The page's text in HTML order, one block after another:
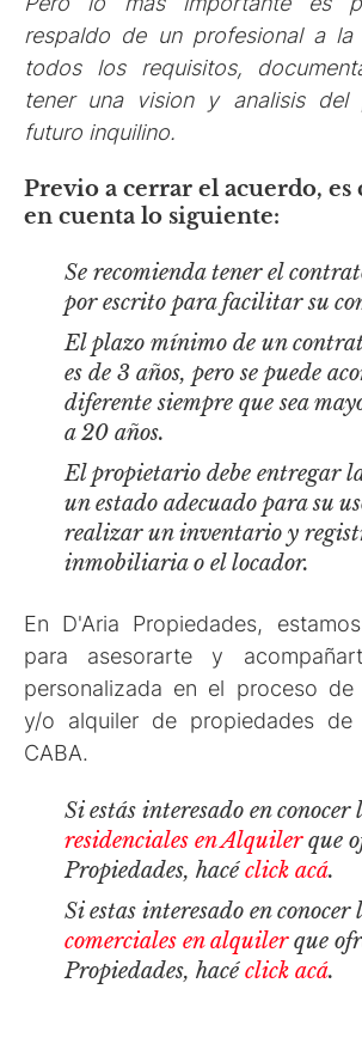
respaldo de un profesional a
todos los requisitos,
tener una vision y analisis del
futuro inquilino.
Previo a cerrar el acuerdo,
en cuenta lo siguiente:
Se recomienda tener el
por escrito para facilitar su
El plazo mínimo de un
es de 3 años, pero se puede
diferente siempre que sea
a 20 años.
El propietario debe entregar
un estado adecuado para su
realizar un inventario y
inmobiliaria o el locador.
En D'Aria Propiedades,
para asesorarte y
personalizada en el proceso de
y/o alquiler de propiedades
CABA.
Si estás interesado en conocer
residenciales en Alquilerque
Propiedades, hacéclick acá.
Si estas interesado en conocer
comerciales en alquilerque
Propiedades, hacéclick acá.